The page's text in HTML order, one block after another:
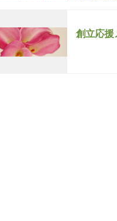
創立応援